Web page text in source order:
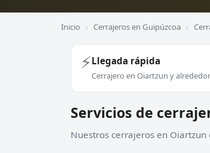
Inicio › Cerrajeros en Guipúzcoa ›
⚡Llegada rápida
Cerrajero en Oiartzun y
Servicios de
Nuestros cerrajeros en Oiartzun